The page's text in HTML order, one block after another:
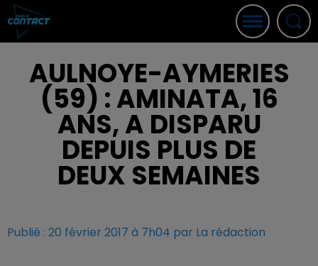
AULNOYE-AYMERIES
(59) : AMINATA, 16
ANS, A DISPARU
DEPUIS PLUS DE
DEUX SEMAINES
Publié : 20 février 2017 à 7h04 par La rédaction